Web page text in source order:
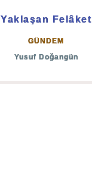
Yaklaşan Felâket
GÜNDEM
Yusuf Doğangün